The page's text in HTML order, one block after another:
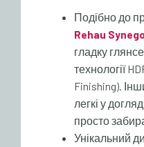
Подібно до
Rehau
гладку
технології
Finishing).
легкі у
просто
Унікальний